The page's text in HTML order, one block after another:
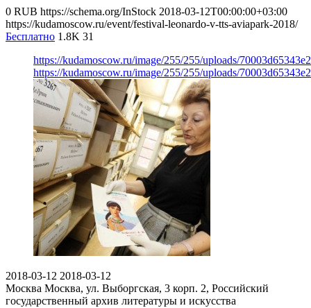
0 RUB https://schema.org/InStock 2018-03-12T00:00:00+03:00
https://kudamoscow.ru/event/festival-leonardo-v-tts-aviapark-2018/
Бесплатно 1.8K 31
https://kudamoscow.ru/image/255/255/uploads/
https://kudamoscow.ru/image/255/255/uploads/
2018-03-12 2018-03-12
Москва Москва, ул. Выборгская, 3 корп. 2, Российский
государственный архив литературы и искусства